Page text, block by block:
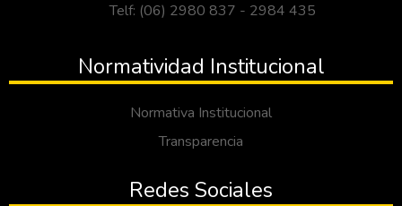
Telf: (06) 2980 837 - 2984 435
Normatividad Institucional
Normativa Institucional
Transparencia
Redes Sociales